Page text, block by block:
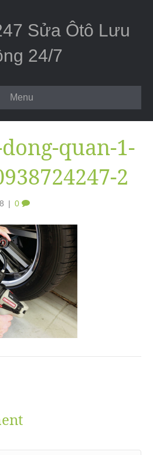
Sửa Ôtô Lưu
24/7
Menu
quan-1-
2
| 0